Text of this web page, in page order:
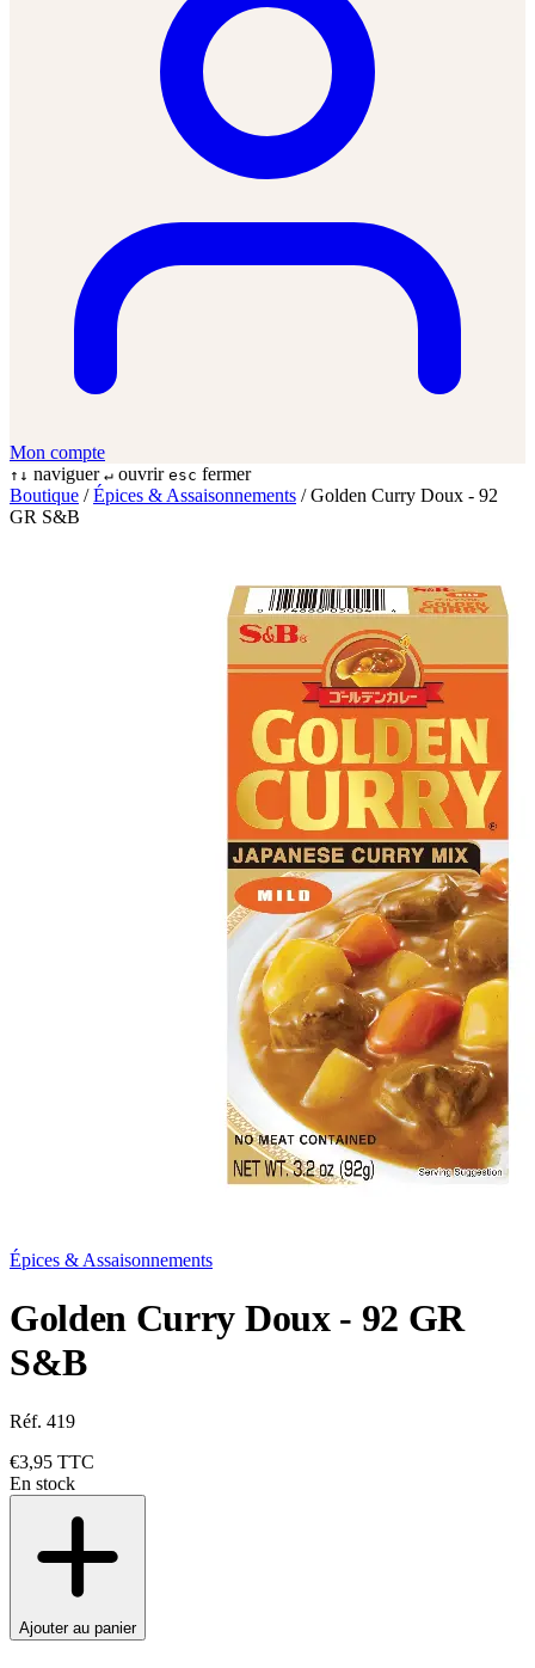
Mon compte
↑↓ naviguer ↵ ouvrir esc fermer
Boutique / Épices & Assaisonnements / Golden Curry Doux - 92
GR S&B
Épices & Assaisonnements
Golden Curry Doux - 92 GR
S&B
Réf. 419
€3,95 TTC
En stock
Ajouter au panier